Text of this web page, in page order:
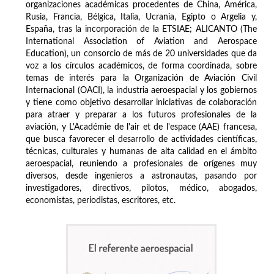
organizaciones académicas procedentes de China, América,
Rusia, Francia, Bélgica, Italia, Ucrania, Egipto o Argelia y,
España, tras la incorporación de la ETSIAE; ALICANTO (The
International Association of Aviation and Aerospace
Education), un consorcio de más de 20 universidades que da
voz a los círculos académicos, de forma coordinada, sobre
temas de interés para la Organización de Aviación Civil
Internacional (OACI), la industria aeroespacial y los gobiernos
y tiene como objetivo desarrollar iniciativas de colaboración
para atraer y preparar a los futuros profesionales de la
aviación, y L'Académie de l'air et de l'espace (AAE) francesa,
que busca favorecer el desarrollo de actividades científicas,
técnicas, culturales y humanas de alta calidad en el ámbito
aeroespacial, reuniendo a profesionales de orígenes muy
diversos, desde ingenieros a astronautas, pasando por
investigadores, directivos, pilotos, médico, abogados,
economistas, periodistas, escritores, etc.